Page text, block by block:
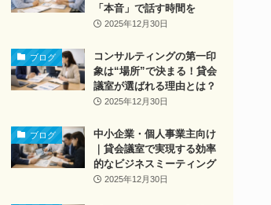
「本音」で話す時間を
2025年12月30日
ブログ
コンサルティングの第一印
象は“場所”で決まる！貸会
議室が選ばれる理由とは？
2025年12月30日
ブログ
中小企業・個人事業主向け
｜貸会議室で実現する効率
的なビジネスミーティング
2025年12月30日